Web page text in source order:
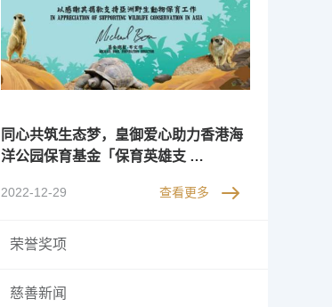
同心共筑生态梦，皇御爱心助力香港海
洋公园保育基金「保育英雄支 …
2022-12-29 查看更多
荣誉奖项
慈善新闻